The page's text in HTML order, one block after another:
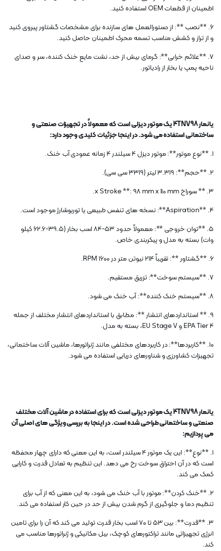
اطمینان از قطعات OEM استفاده کنید.
6. **نصب **: از دستورالعمل های سازنده برای مشخصات گشتاور پیروی کنید
و از تراز و کشش مناسب تسمه محرک اطمینان حاصل کنید.
7. **علائم خرابی**: گرمای بیش از حد، نشت مایع خنک کننده، سر و صدای
ناحیه پمپ یا بخار از رادیاتور.
یانمار 4TNV98 یک موتور دیزلی است که معمولاً در تجهیزات صنعتی و
ساختمانی استفاده می شود. در اینجا جزئیات کلیدی وجود دارد:
1. **نوع موتور**: موتور دیزل 4 سیلندر 4 زمانه عمودی آب خنک.
2. **حجم**: 3.319 لیتر (3319 سی سی).
3. ** سوراخ x Stroke **: 98 mm x 110 mm.
4. **Aspiration**: نسخه های تنفس طبیعی یا توربوشارژ موجود است.
5. **توان خروجی **: معمولاً حدود 53-84 اسب بخار (39.5-62.6 کیلو
وات) بسته به مدل و پیکربندی خاص.
6. **گشتاور **: تقریباً 214 نیوتن متر در 1600 RPM.
7. **سیستم سوخت**: تزریق مستقیم.
8. **سیستم خنک کننده**: آب خنک می شود.
9. ** استانداردهای انتشار **: مطابق با استانداردهای انتشار مختلف از جمله
EPA Tier 4 و EU Stage V، بسته به مدل.
10. **کاربردها**: در کاربردهای مختلفی مانند ژنراتورها، ماشین آلات ساختمانی،
تجهیزات کشاورزی و شناورهای دریایی استفاده می شود.
یانمار 4TNV98 یک موتور دیزلی است که برای استفاده در ماشین آلات مختلف
صنعتی و ساختمانی طراحی شده است. در اینجا به بررسی ویژگی های اصلی آن
می پردازیم:
1. **نوع**: این یک موتور 4 سیلندر است، به این معنی که دارای چهار محفظه
است که در آن احتراق سوخت رخ می دهد. این تنظیم به تعادل قدرت و کارایی
کمک می کند.
2. **خنک کردن**: موتور با آب خنک می شود، به این معنی که از آب برای
تنظیم دما و جلوگیری از گرم شدن بیش از حد در حین کار استفاده می کند.
3. **قدرت**: بین 53 تا 70 اسب بخار قدرت تولید می کند که آن را برای تامین
انرژی تجهیزاتی مانند تراکتورهای کوچک، بیل مکانیکی و ژنراتورها مناسب می
کند.